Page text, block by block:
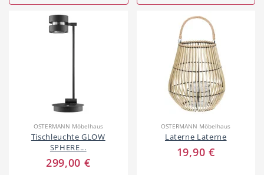
Restaurant
Beauty & Wellness
OSTERMANN Möbelhaus
Tischleuchte GLOW
SPHERE...
299,00 €
OSTERMANN Möbelhaus
Laterne Laterne
19,90 €